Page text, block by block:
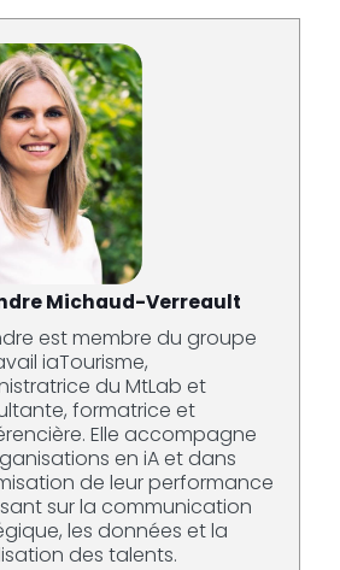
Michaud-Verreault
est membre du groupe
iaTourisme,
du MtLab et
formatrice et
Elle accompagne
en iA et dans
de leur performance
sur la communication
les données et la
des talents.